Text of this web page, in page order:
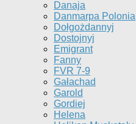
Danaja
Danmarpa Polonia
Dołgożdannyj
Dostojnyj
Emigrant
Fanny
FVR 7-9
Gałachad
Garold
Gordiej
Helena